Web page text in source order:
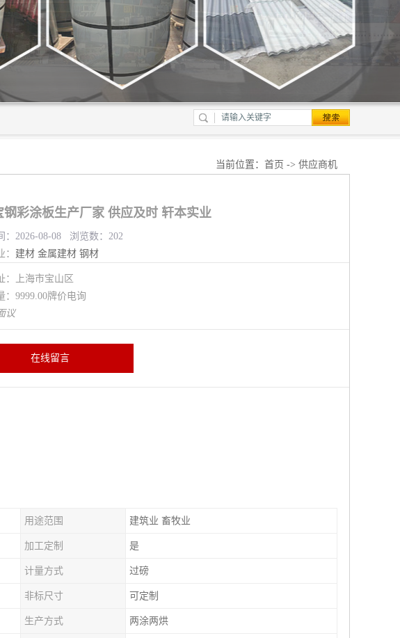
当前位置： 首页 -> 供应商机
钢彩涂板生产厂家 供应及时 轩本实业
：2026-08-08 浏览数：202
建材 金属建材 钢材
：上海市宝山区
：9999.00牌价电询
议
在线留言
用途范围 建筑业 畜牧业
加工定制 是
计量方式 过磅
非标尺寸 可定制
生产方式 两涂两烘